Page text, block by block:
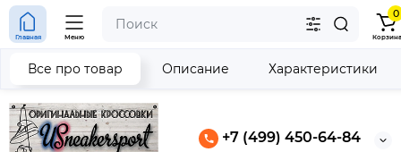
+7 (499) 450-64-84
Главная Меню
0
Корзина
Все про товар Описание Характеристики